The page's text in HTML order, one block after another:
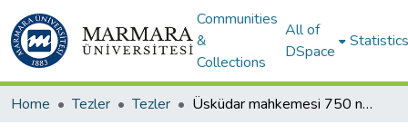
Communities
&
Collections
All of
DSpace
Statistics
Home Tezler Tezler Üsküdar mahkemesi 750 no’lu şer‘iyye sicili (08 Muharrem-12 şevval 1314/ 19 Haziran 1896-16 Mart 1897) transkripsiyon ve değerlendirmesi